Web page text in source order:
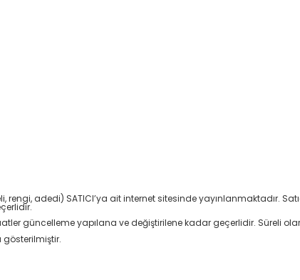
rengi, adedi) SATICI’ya ait internet sitesinde yayınlanmaktadır.
güncelleme yapılana ve değiştirilene kadar geçerlidir. Süreli
gösterilmiştir.